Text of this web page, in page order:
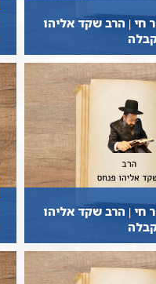
הזוהר 5 | שידור חי | הרב שקד אליהו
הזוהר 8 | שידור חי | הרב שקד אליהו